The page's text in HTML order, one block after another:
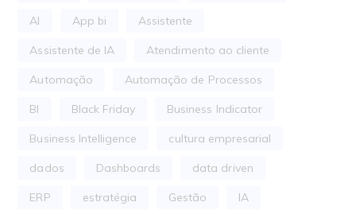
AI App bi Assistente
Assistente de IA Atendimento ao cliente
Automação Automação de Processos
BI Black Friday Business Indicator
Business Intelligence cultura empresarial
dados Dashboards data driven
ERP estratégia Gestão IA